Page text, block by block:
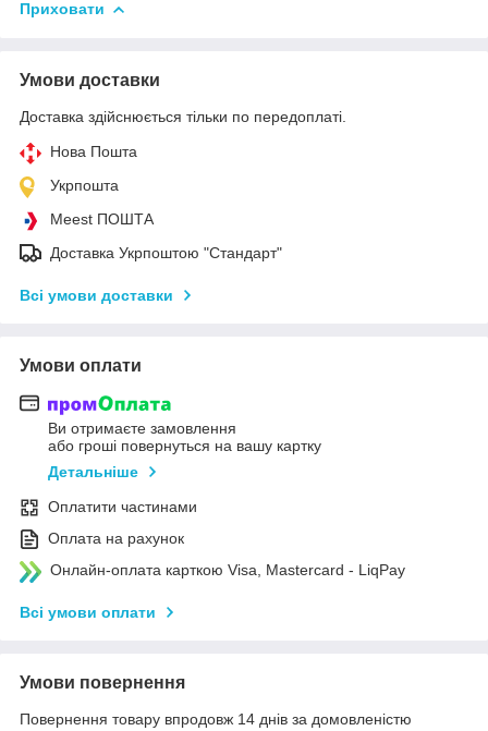
Приховати
Умови доставки
Доставка здійснюється тільки по передоплаті.
Нова Пошта
Укрпошта
Meest ПОШТА
Доставка Укрпоштою "Стандарт"
Всі умови доставки
Умови оплати
Ви отримаєте замовлення
або гроші повернуться на вашу картку
Детальніше
Оплатити частинами
Оплата на рахунок
Онлайн-оплата карткою Visa, Mastercard - LiqPay
Всі умови оплати
Умови повернення
Повернення товару впродовж 14 днів за домовленістю